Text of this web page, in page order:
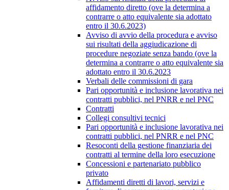
affidamento diretto (ove la determina a
contrarre o atto equivalente sia adottato
entro il 30.6.2023)
Avviso di avvio della procedura e avviso
sui risultati della aggiudicazione di
procedure negoziate senza bando (ove la
determina a contrarre o atto equivalente sia
adottato entro il 30.6.2023
Verbali delle commissioni di gara
Pari opportunità e inclusione lavorativa nei
contratti pubblici, nel PNRR e nel PNC
Contratti
Collegi consultivi tecnici
Pari opportunità e inclusione lavorativa nei
contratti pubblici, nel PNRR e nel PNC
Resoconti della gestione finanziaria dei
contratti al termine della loro esecuzione
Concessioni e partenariato pubblico
privato
Affidamenti diretti di lavori, servizi e